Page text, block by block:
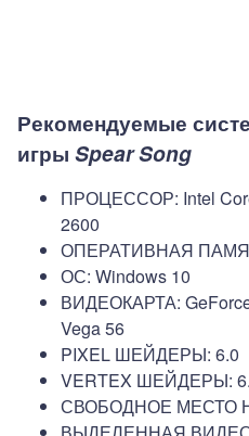
Рекомендуемые
игры Spear Song
ПРОЦЕССОР: Intel
2600
ОПЕРАТИВНАЯ
ОС: Windows 10
ВИДЕОКАРТА:
Vega 56
PIXEL ШЕЙДЕРЫ: 6.0
VERTEX ШЕЙДЕРЫ:
СВОБОДНОЕ МЕСТО